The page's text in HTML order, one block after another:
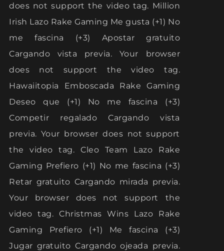
does not support the video tag. Million
Irish Lazo Rake Gaming Me gusta (+1) No
me fascina (+3) Apostar gratuito
Cargando vista previa. Your browser
does not support the video tag.
Hawaiitopia Emboscada Rake Gaming
Deseo que (+1) No me fascina (+3)
Competir regalado Cargando vista
previa. Your browser does not support
the video tag. Cleo Team Lazo Rake
Gaming Prefiero (+1) No me fascina (+3)
Retar gratuito Cargando mirada previa.
Your browser does not support the
video tag. Christmas Wins Lazo Rake
Gaming Prefiero (+1) Me fascina (+3)
Jugar gratuito Cargando ojeada previa.